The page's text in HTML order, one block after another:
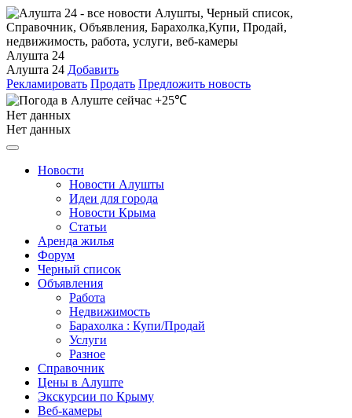
Алушта 24
Алушта 24 Добавить
Рекламировать Продать Предложить новость
+25℃
Нет данных
Нет данных
Новости
Новости Алушты
Идеи для города
Новости Крыма
Статьи
Аренда жилья
Форум
Черный список
Объявления
Работа
Недвижимость
Барахолка : Купи/Продай
Услуги
Разное
Справочник
Цены в Алуште
Экскурсии по Крыму
Веб-камеры